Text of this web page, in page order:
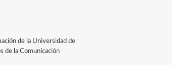
de la Universidad de
de la Comunicación